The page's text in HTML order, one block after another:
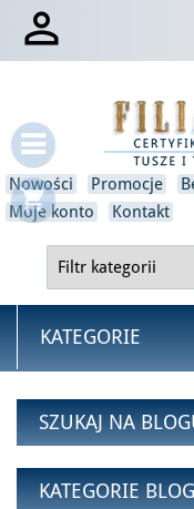

shopping_cart
Nowości Promocje
Moje konto
Kontakt
KATEGORIE
SZUKAJ NA
KATEGORIE
Zaloguj się
Musisz być
Anulować